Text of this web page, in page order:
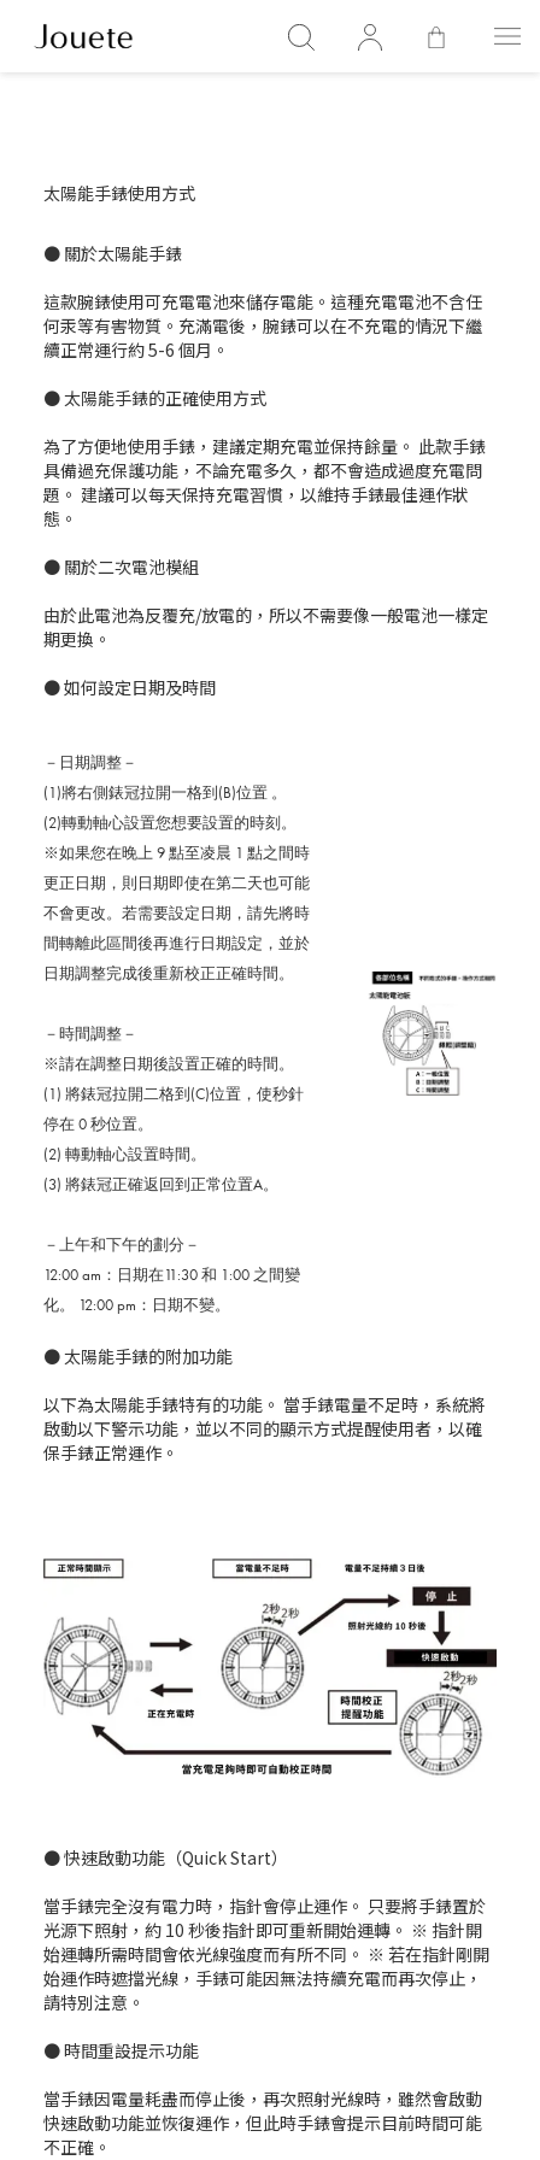
太陽能手錶使用方式
● 關於太陽能手錶
這款腕錶使用可充電電池來儲存電能。這種充電電池不含任
何汞等有害物質。充滿電後，腕錶可以在不充電的情況下繼
續正常運行約 5-6 個月。
● 太陽能手錶的正確使用方式
為了方便地使用手錶，建議定期充電並保持餘量。 此款手錶
具備過充保護功能，不論充電多久，都不會造成過度充電問
題。 建議可以每天保持充電習慣，以維持手錶最佳運作狀
態。
● 關於二次電池模組
由於此電池為反覆充/放電的，所以不需要像一般電池一樣定
期更換。
● 如何設定日期及時間
－日期調整－
(1)將右側錶冠拉開一格到(B)位置 。
(2)轉動軸心設置您想要設置的時刻。
※如果您在晚上 9 點至凌晨 1 點之間時
更正日期，則日期即使在第二天也可能
不會更改。若需要設定日期，請先將時
間轉離此區間後再進行日期設定，並於
日期調整完成後重新校正正確時間。
－時間調整－
※請在調整日期後設置正確的時間。
(1) 將錶冠拉開二格到(C)位置，使秒針
停在 0 秒位置。
(2) 轉動軸心設置時間。
(3) 將錶冠正確返回到正常位置A。
－上午和下午的劃分－
12:00 am：日期在11:30 和 1:00 之間變
化。 12:00 pm：日期不變。
● 太陽能手錶的附加功能
以下為太陽能手錶特有的功能。 當手錶電量不足時，系統將
啟動以下警示功能，並以不同的顯示方式提醒使用者，以確
保手錶正常運作。
● 快速啟動功能（Quick Start）
當手錶完全沒有電力時，指針會停止運作。 只要將手錶置於
光源下照射，約 10 秒後指針即可重新開始運轉。 ※ 指針開
始運轉所需時間會依光線強度而有所不同。 ※ 若在指針剛開
始運作時遮擋光線，手錶可能因無法持續充電而再次停止，
請特別注意。
● 時間重設提示功能
當手錶因電量耗盡而停止後，再次照射光線時，雖然會啟動
快速啟動功能並恢復運作，但此時手錶會提示目前時間可能
不正確。